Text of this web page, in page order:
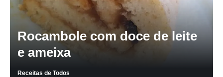
Rocambole com doce de leite
e ameixa
Receitas de Todos